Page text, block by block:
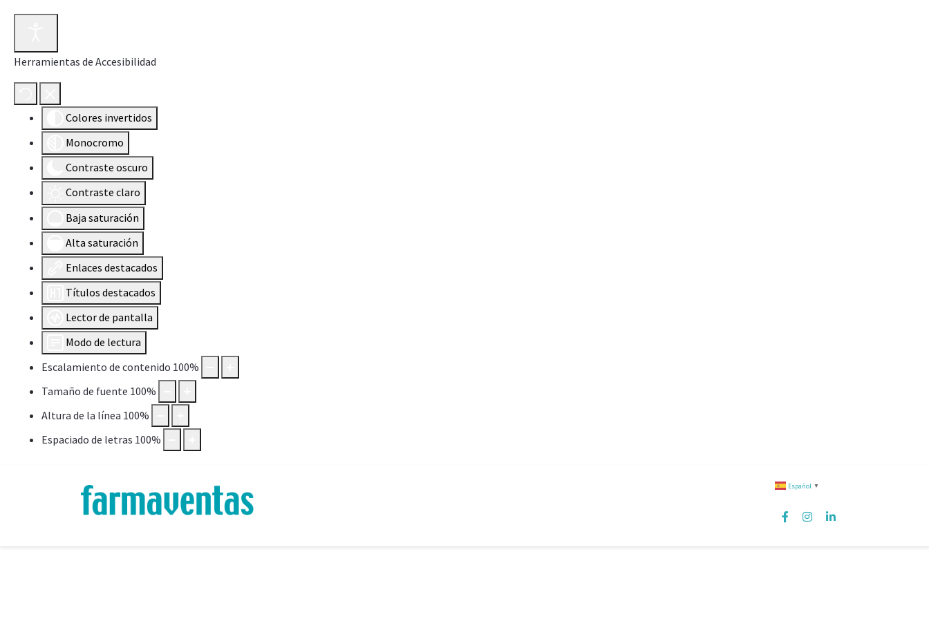
Herramientas de Accesibilidad
Colores invertidos
Monocromo
Contraste oscuro
Contraste claro
Baja saturación
Alta saturación
Enlaces destacados
Títulos destacados
Lector de pantalla
Modo de lectura
Escalamiento de contenido 100%
Tamaño de fuente 100%
Altura de la línea 100%
Espaciado de letras 100%
Español ▼